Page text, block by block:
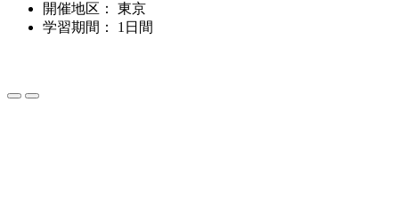
開催地区：
東京
学習期間：
1日間